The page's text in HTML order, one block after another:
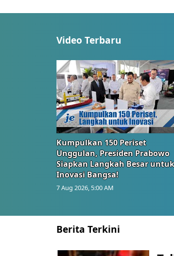
Video Terbaru
Kumpulkan 150 Periset
Unggulan, Presiden Prabowo
Siapkan Langkah Besar untuk
Inovasi Bangsa!
7 Aug 2026, 5:00 AM
Berita Terkini